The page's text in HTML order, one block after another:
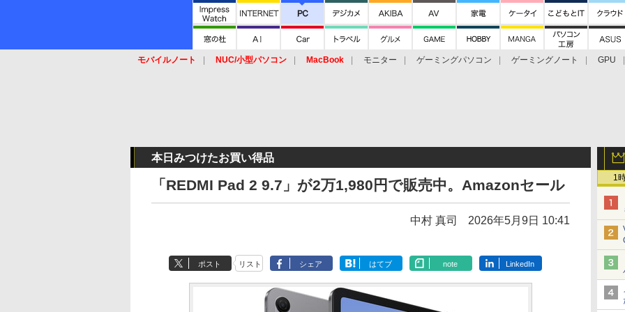
モバイルノート NUC/小型パソコン MacBook モニター ゲーミングパソコン ゲーミングノート
GPU
1
本日みつけたお買い得品
「REDMI Pad 2 9.7」が2万1,980円で販売中。Amazonセール
中村 真司 2026年5月9日 10:41
ポスト リスト シェア はてブ note LinkedIn